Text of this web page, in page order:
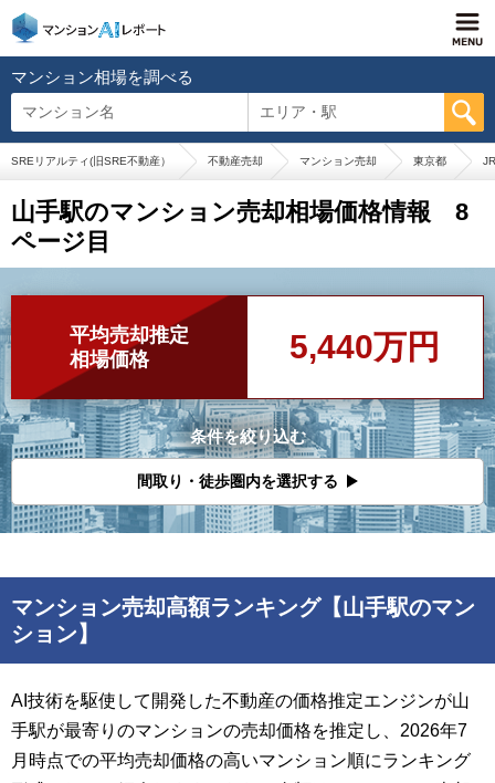
マンション相場を調べる
マンション名 エリア・駅
SREリアルティ(旧SRE不動産） 不動産売却 マンション売却 東京都
山手駅のマンション売却相場価格情報 8
ページ目
平均売却推定
相場価格
5,440万円
条件を絞り込む
間取り・徒歩圏内を選択する
マンション売却高額ランキング【山手駅のマン
ション】
AI技術を駆使して開発した不動産の価格推定エンジンが山
手駅が最寄りのマンションの売却価格を推定し、2026年7
月時点での平均売却価格の高いマンション順にランキング